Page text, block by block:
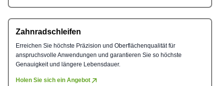
Zahnradschleifen
Erreichen Sie höchste Präzision und Oberflächenqualität für
anspruchsvolle Anwendungen und garantieren Sie so höchste
Genauigkeit und längere Lebensdauer.
Holen Sie sich ein Angebot